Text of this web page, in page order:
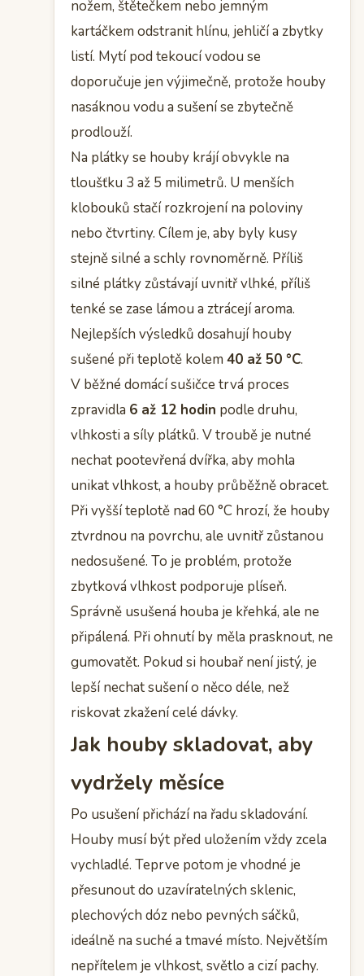
nožem, štětečkem nebo jemným
kartáčkem odstranit hlínu, jehličí a zbytky
listí. Mytí pod tekoucí vodou se
doporučuje jen výjimečně, protože houby
nasáknou vodu a sušení se zbytečně
prodlouží.
Na plátky se houby krájí obvykle na
tloušťku 3 až 5 milimetrů. U menších
klobouků stačí rozkrojení na poloviny
nebo čtvrtiny. Cílem je, aby byly kusy
stejně silné a schly rovnoměrně. Příliš
silné plátky zůstávají uvnitř vlhké, příliš
tenké se zase lámou a ztrácejí aroma.
Nejlepších výsledků dosahují houby
sušené při teplotě kolem 40 až 50 °C.
V běžné domácí sušičce trvá proces
zpravidla 6 až 12 hodin podle druhu,
vlhkosti a síly plátků. V troubě je nutné
nechat pootevřená dvířka, aby mohla
unikat vlhkost, a houby průběžně obracet.
Při vyšší teplotě nad 60 °C hrozí, že houby
ztvrdnou na povrchu, ale uvnitř zůstanou
nedosušené. To je problém, protože
zbytková vlhkost podporuje plíseň.
Správně usušená houba je křehká, ale ne
připálená. Při ohnutí by měla prasknout, ne
gumovatět. Pokud si houbař není jistý, je
lepší nechat sušení o něco déle, než
riskovat zkažení celé dávky.
Jak houby skladovat, aby
vydržely měsíce
Po usušení přichází na řadu skladování.
Houby musí být před uložením vždy zcela
vychladlé. Teprve potom je vhodné je
přesunout do uzavíratelných sklenic,
plechových dóz nebo pevných sáčků,
ideálně na suché a tmavé místo. Největším
nepřítelem je vlhkost, světlo a cizí pachy.